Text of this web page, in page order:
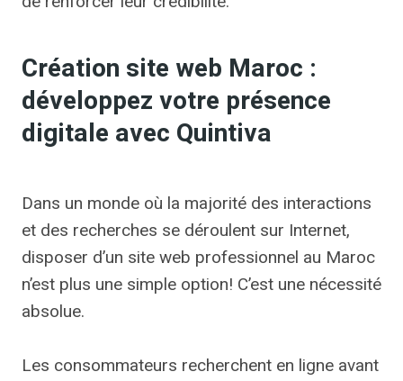
Création site web Maroc :
développez votre présence
digitale avec Quintiva
Dans un monde où la majorité des interactions
et des recherches se déroulent sur Internet,
disposer d’un site web professionnel au Maroc
n’est plus une simple option! C’est une nécessité
absolue.
Les consommateurs recherchent en ligne avant